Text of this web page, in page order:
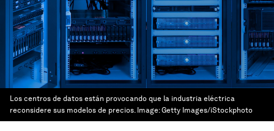
Los centros de datos están provocando que la industria eléctrica
reconsidere sus modelos de precios. Image:Getty Images/iStockphoto